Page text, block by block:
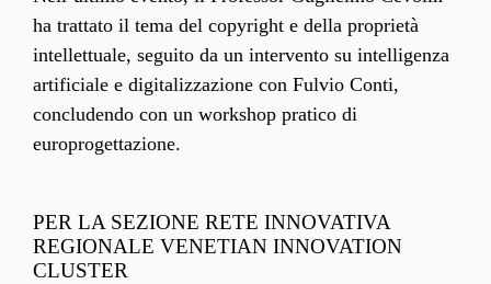
ha trattato il tema del copyright e della proprietà
intellettuale, seguito da un intervento su intelligenza
artificiale e digitalizzazione con Fulvio Conti,
concludendo con un workshop pratico di
europrogettazione.
PER LA SEZIONE RETE INNOVATIVA
REGIONALE VENETIAN INNOVATION
CLUSTER